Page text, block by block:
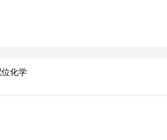
位化学